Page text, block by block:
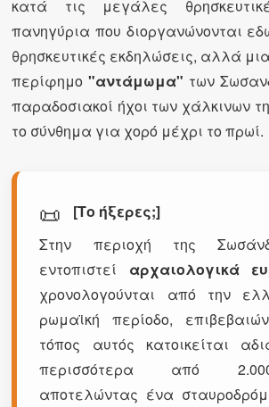
κατά τις μεγάλες
πανηγύρια που διοργανώνονται
θρησκευτικές εκδηλώσεις, αλλά
περίφημο"αντάμωμα" των
παραδοσιακοί ήχοι των χάλκινων
το σύνθημα για χορό μέχρι το πρωί.
📜
[Το ήξερες;]
Στην περιοχή της
εντοπιστεί αρχαιολογικά
χρονολογούνται από την
ρωμαϊκή περίοδο,
τόπος αυτός κατοικείται
περισσότερα από
αποτελώντας ένα